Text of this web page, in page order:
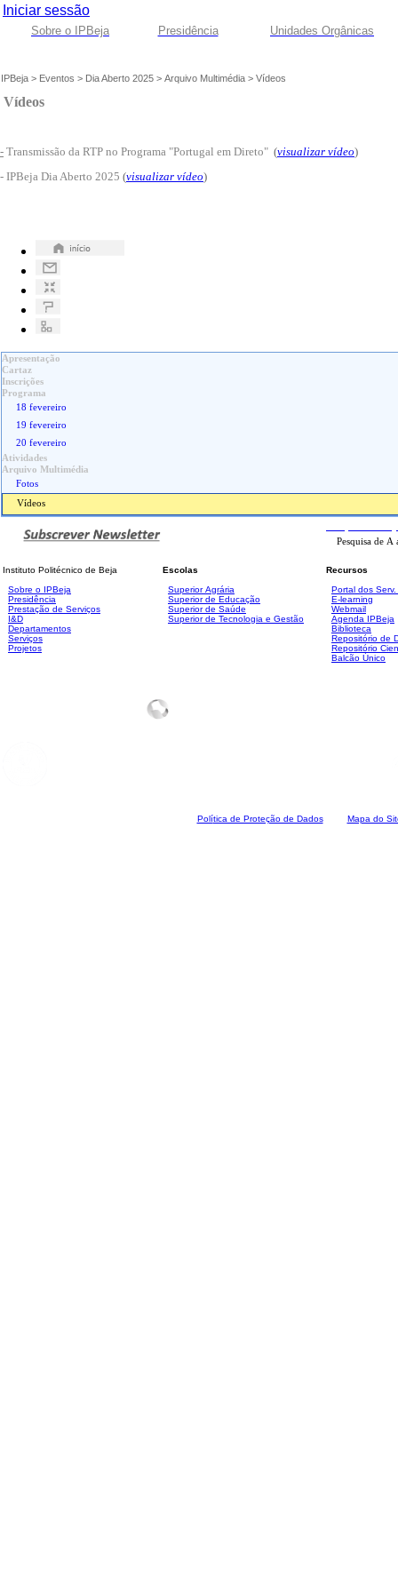
Iniciar sessão
Sobre o IPBeja Presidência Unidades Orgânicas
IPBeja > Eventos > Dia Aberto 2025 > Arquivo Multimédia > Vídeos
Vídeos
- Transmissão da RTP no Programa "Portugal em Direto" (visualizar vídeo)
- IPBeja Dia Aberto 2025 (visualizar vídeo)
Apresentação
Cartaz
Inscrições
Programa
18 fevereiro
19 fevereiro
20 fevereiro
Atividades
Arquivo Multimédia
Fotos
Vídeos
Instituto Politécnico de Beja
Sobre o IPBeja
Presidência
Prestação de Serviços
I&D
Departamentos
Serviços
Projetos
Escolas
Superior Agrária
Superior de Educação
Superior de Saúde
Superior de Tecnologia e Gestão
Recursos
Portal dos
E-learning
Webmail
Agenda IPBeja
Biblioteca
Repositório de
Repositório
Balcão Único
Política de Proteção de Dados Mapa do